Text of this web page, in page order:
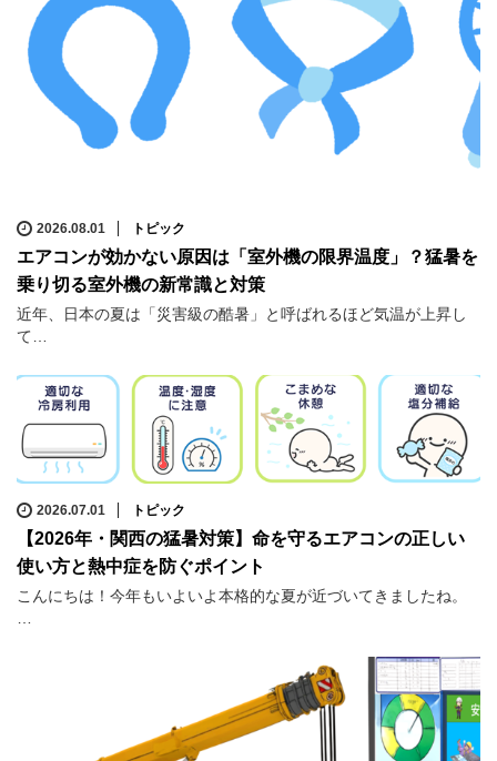
2026.08.01 トピック
エアコンが効かない原因は「室外機の限界温度」？猛暑を
乗り切る室外機の新常識と対策
近年、日本の夏は「災害級の酷暑」と呼ばれるほど気温が上昇し
て…
2026.07.01 トピック
【2026年・関西の猛暑対策】命を守るエアコンの正しい
使い方と熱中症を防ぐポイント
こんにちは！今年もいよいよ本格的な夏が近づいてきましたね。
…